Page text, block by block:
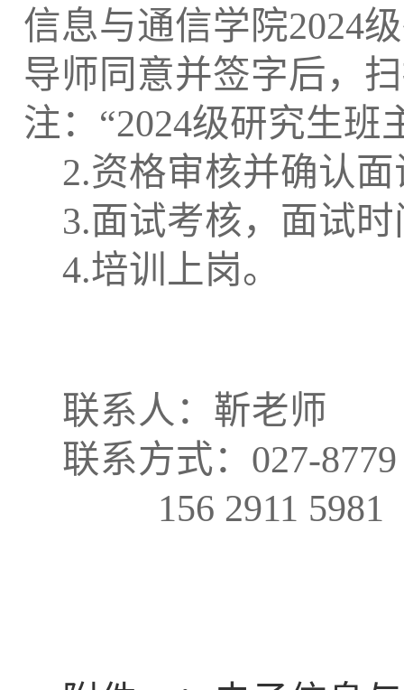
信息与通信学院2024
导师同意并签字后，
注：“2024级研究生班
2.资格审核并确认
3.面试考核，面试
4.培训上岗。
联系人：靳老师
联系方式： 027-
156 2911 5981